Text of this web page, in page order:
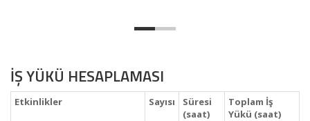
İŞ YÜKÜ HESAPLAMASI
Etkinlikler Sayısı
Süresi
(saat)
Toplam İş
Yükü (saat)